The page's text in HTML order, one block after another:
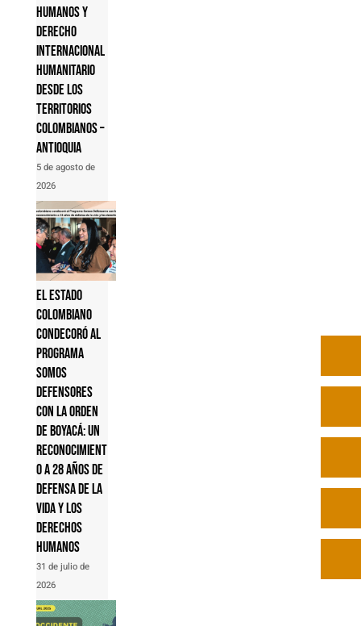
humanos y
derecho
internacional
humanitario
desde los
territorios
colombianos –
Antioquia
5 de agosto de
2026
El Estado
colombiano
condecoró al
Programa
Somos
Defensores
con la Orden
de Boyacá: un
reconocimient
o a 28 años de
defensa de la
vida y los
derechos
humanos
31 de julio de
2026